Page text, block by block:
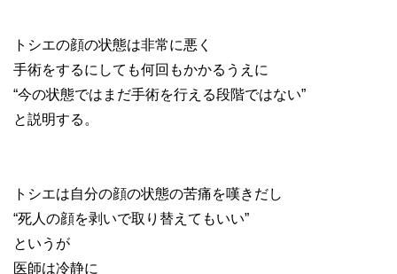
トシエの顔の状態は非常に悪く
手術をするにしても何回もかかるうえに
“今の状態ではまだ手術を行える段階ではない”
と説明する。
トシエは自分の顔の状態の苦痛を嘆きだし
“死人の顔を剥いで取り替えてもいい”
というが
医師は冷静に